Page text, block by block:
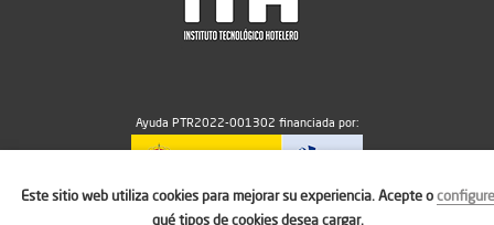
Ayuda PTR2022-001302 financiada por:
MICIU/AEI/10.13039/501100011033
Este sitio web utiliza cookies para mejorar su experiencia. Acepte oconfigure
qué tipos de cookies desea cargar.